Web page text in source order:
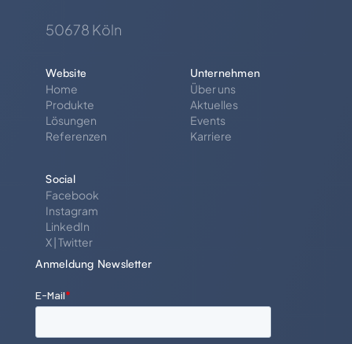
50678 Köln
Website
Home
Produkte
Lösungen
Referenzen
Unternehmen
Über uns
Aktuelles
Events
Karriere
Social
Facebook
Instagram
LinkedIn
X | Twitter
Anmeldung Newsletter